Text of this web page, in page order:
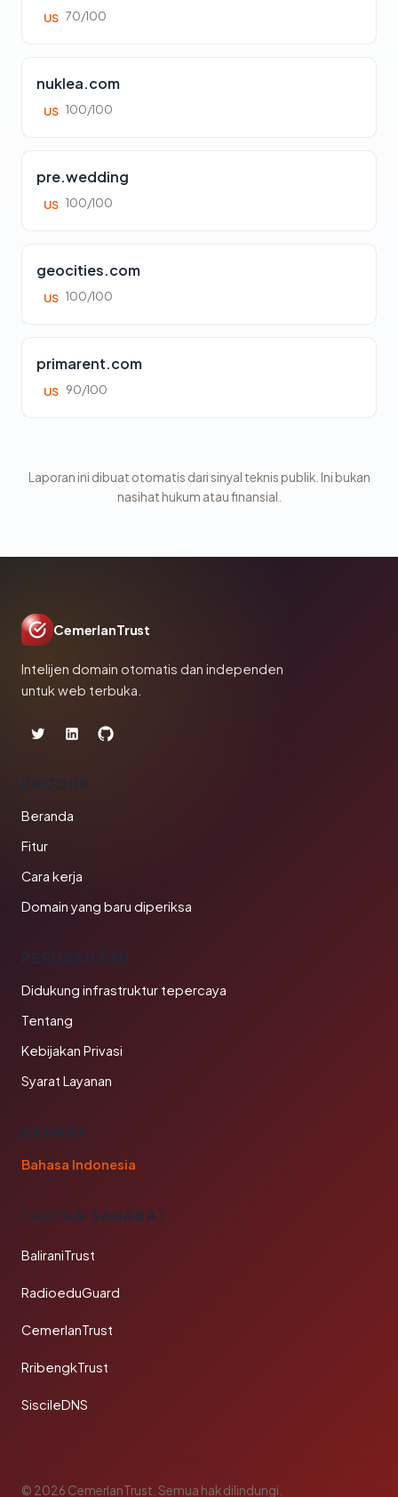
US 70/100
nuklea.com
US 100/100
pre.wedding
US 100/100
geocities.com
US 100/100
primarent.com
US 90/100
Laporan ini dibuat otomatis dari sinyal teknis publik. Ini bukan
nasihat hukum atau finansial.
CemerlanTrust
Intelijen domain otomatis dan independen
untuk web terbuka.
PRODUK
Beranda
Fitur
Cara kerja
Domain yang baru diperiksa
PERUSAHAAN
Didukung infrastruktur tepercaya
Tentang
Kebijakan Privasi
Syarat Layanan
BAHASA
Bahasa Indonesia
TAUTAN SAHABAT
BaliraniTrust
RadioeduGuard
CemerlanTrust
RribengkTrust
SiscileDNS
© 2026 CemerlanTrust. Semua hak dilindungi.